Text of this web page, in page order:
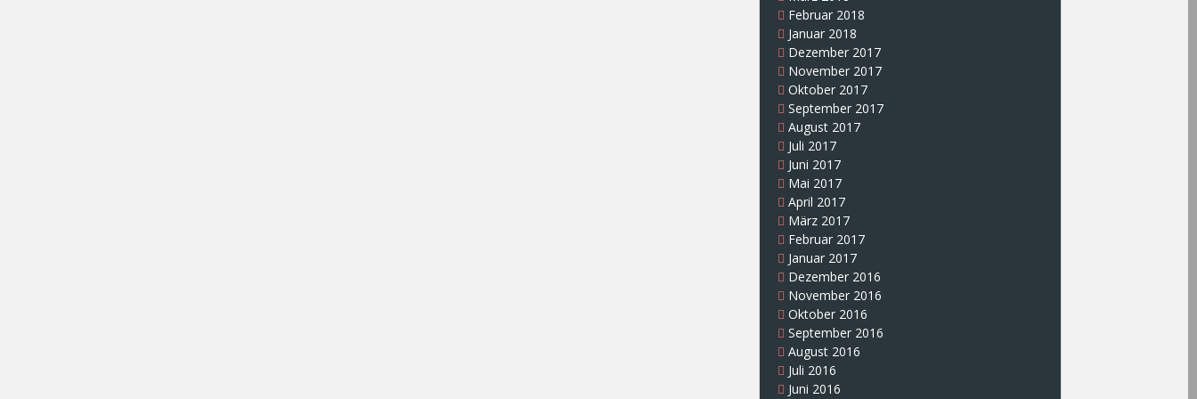
Februar 2018
Januar 2018
Dezember 2017
November 2017
Oktober 2017
September 2017
August 2017
Juli 2017
Juni 2017
Mai 2017
April 2017
März 2017
Februar 2017
Januar 2017
Dezember 2016
November 2016
Oktober 2016
September 2016
August 2016
Juli 2016
Juni 2016